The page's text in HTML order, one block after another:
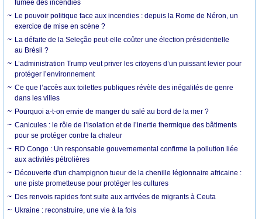
fumée des incendies
Le pouvoir politique face aux incendies : depuis la Rome de Néron, un
exercice de mise en scène ?
La défaite de la Seleção peut-elle coûter une élection présidentielle
au Brésil ?
L’administration Trump veut priver les citoyens d’un puissant levier pour
protéger l’environnement
Ce que l’accès aux toilettes publiques révèle des inégalités de genre
dans les villes
Pourquoi a-t-on envie de manger du salé au bord de la mer ?
Canicules : le rôle de l’isolation et de l’inertie thermique des bâtiments
pour se protéger contre la chaleur
RD Congo : Un responsable gouvernemental confirme la pollution liée
aux activités pétrolières
Découverte d'un champignon tueur de la chenille légionnaire africaine :
une piste prometteuse pour protéger les cultures
Des renvois rapides font suite aux arrivées de migrants à Ceuta
Ukraine : reconstruire, une vie à la fois